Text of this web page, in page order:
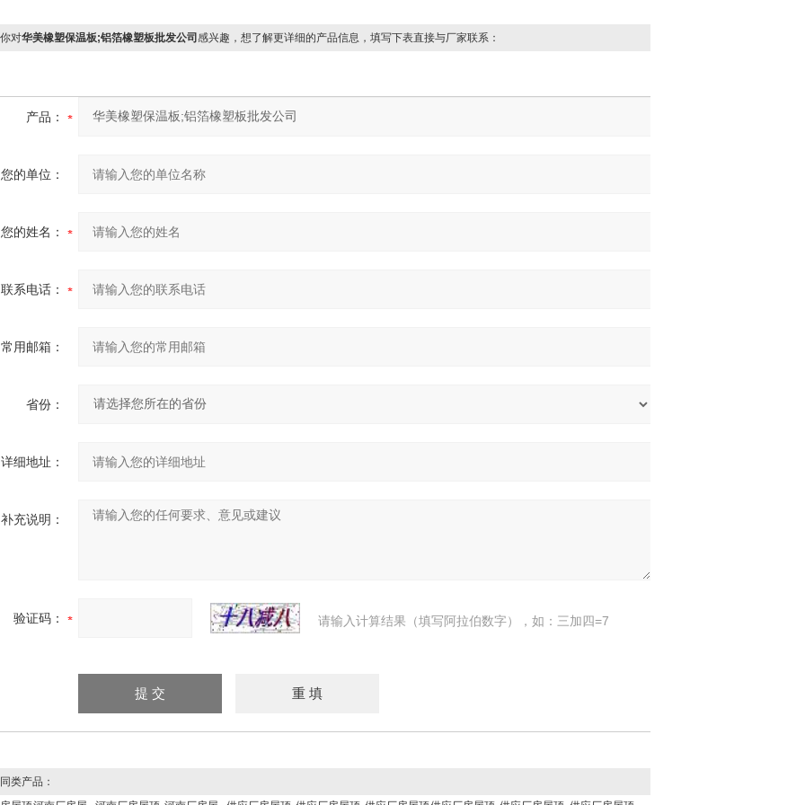
对华美橡塑保温板;铝箔橡塑板批发公司 感兴趣，想了解更详细的产品信息，填写下表直接与厂家联系：
产品：
您的单位：
您的姓名：
联系电话：
常用邮箱：
省份：
详细地址：
补充说明：
验证码： 请输入计算结果（填写阿拉伯数字），如：三加四=7
类产品：